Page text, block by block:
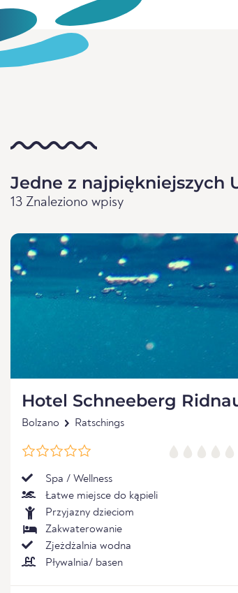
Jedne z najpiękniejszych
13 Znaleziono wpisy
Hotel Schneeberg
Bolzano Ratschings
Spa / Wellness
Łatwe miejsce do kąpieli
Przyjazny dzieciom
Zakwaterowanie
Zjeżdżalnia wodna
Pływalnia/ basen